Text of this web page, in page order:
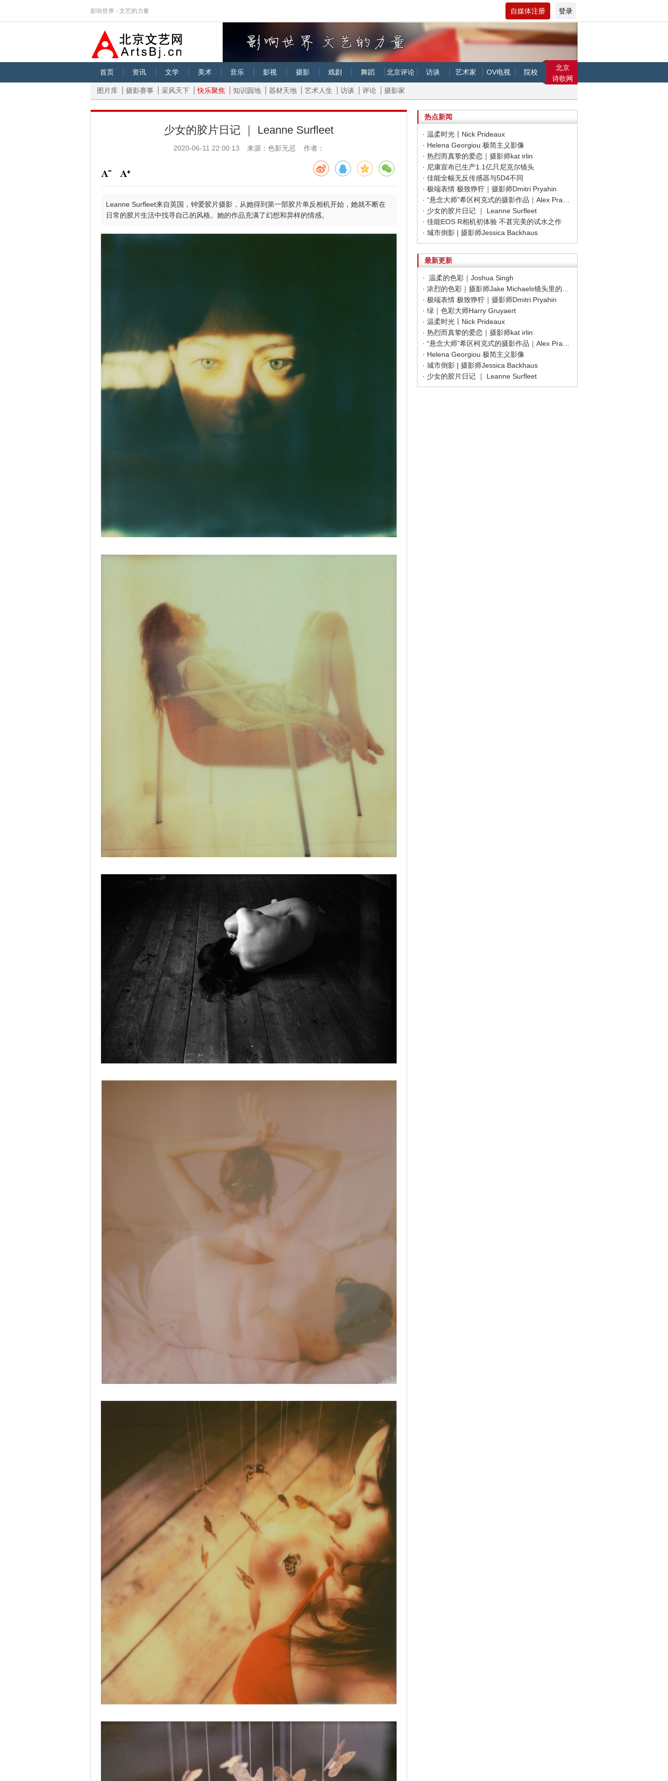
影响世界 - 文艺的力量 自媒体注册 登录
首页 资讯 文学 美术 音乐 影视 摄影 戏剧 舞蹈 北京评论 访谈 艺术家 OV电视 院校
北京
诗歌网
图片库
摄影赛事 采风天下 快乐聚焦 知识园地 器材天地 艺术人生 访谈 评论 摄影家
少女的胶片日记 ｜ Leanne Surfleet
2020-06-11 22:00:13 来源：色影无忌 作者：
Leanne Surfleet来自英国，钟爱胶片摄影，从她得到第一部胶片单反相机开始，她就不断在
日常的胶片生活中找寻自己的风格。她的作品充满了幻想和异样的情感。
热点新闻
· 温柔时光丨Nick Prideaux
· Helena Georgiou 极简主义影像
· 热烈而真挚的爱恋｜摄影师kat irlin
· 尼康宣布已生产1.1亿只尼克尔镜头
· 佳能全幅无反传感器与5D4不同
· 极端表情 极致狰狞｜摄影师Dmitri Pryahin
· 少女的胶片日记 ｜ Leanne Surfleet
· 佳能EOS R相机初体验 不甚完美的试水之作
· 城市倒影 | 摄影师Jessica Backhaus
最新更新
· 温柔的色彩｜Joshua Singh
· 极端表情 极致狰狞｜摄影师Dmitri Pryahin
· 绿｜色彩大师Harry Gruyaert
· 温柔时光丨Nick Prideaux
· 热烈而真挚的爱恋｜摄影师kat irlin
· Helena Georgiou 极简主义影像
· 城市倒影 | 摄影师Jessica Backhaus
· 少女的胶片日记 ｜ Leanne Surfleet